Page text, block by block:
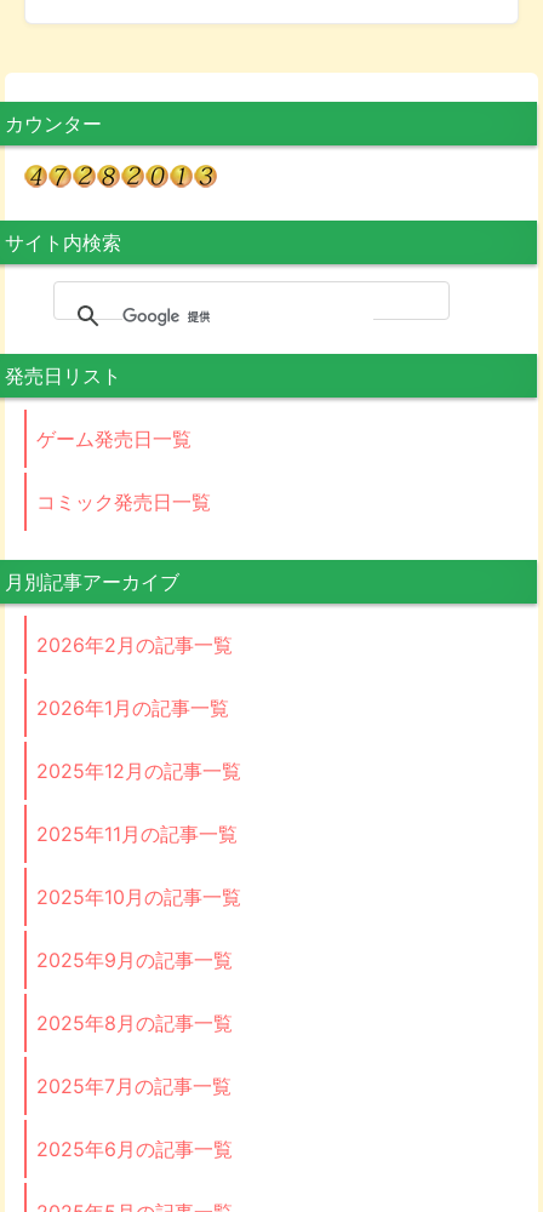
カウンター
サイト内検索
発売日リスト
ゲーム発売日一覧
コミック発売日一覧
月別記事アーカイブ
2026年2月の記事一覧
2026年1月の記事一覧
2025年12月の記事一覧
2025年11月の記事一覧
2025年10月の記事一覧
2025年9月の記事一覧
2025年8月の記事一覧
2025年7月の記事一覧
2025年6月の記事一覧